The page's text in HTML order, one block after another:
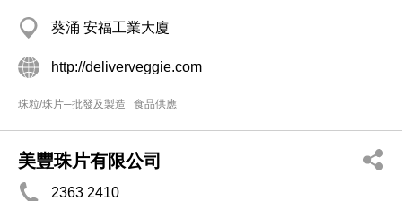
葵涌 安福工業大廈
http://deliverveggie.com
珠粒/珠片─批發及製造 食品供應
美豐珠片有限公司
2363 2410